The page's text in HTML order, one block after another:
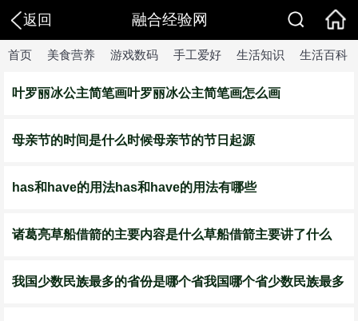
返回 融合经验网
首页 美食营养 游戏数码 手工爱好 生活知识 生活百科
叶罗丽冰公主简笔画叶罗丽冰公主简笔画怎么画
母亲节的时间是什么时候母亲节的节日起源
has和have的用法has和have的用法有哪些
诸葛亮草船借箭的主要内容是什么草船借箭主要讲了什么
我国少数民族最多的省份是哪个省我国哪个省少数民族最多